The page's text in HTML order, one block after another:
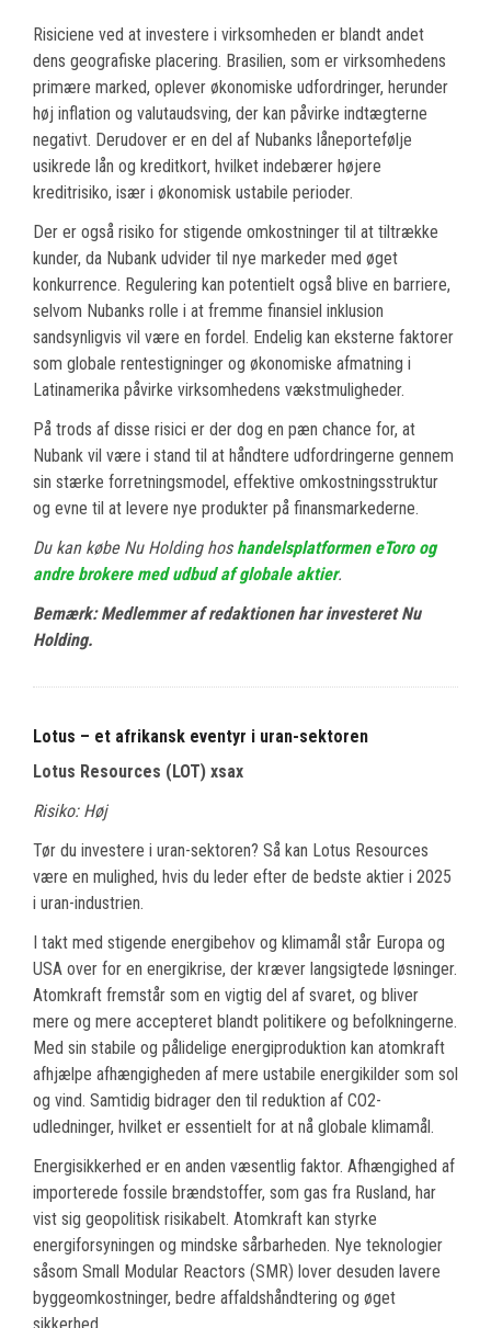
Risiciene ved at investere i virksomheden er blandt andet
dens geografiske placering. Brasilien, som er virksomhedens
primære marked, oplever økonomiske udfordringer, herunder
høj inflation og valutaudsving, der kan påvirke indtægterne
negativt. Derudover er en del af Nubanks låneportefølje
usikrede lån og kreditkort, hvilket indebærer højere
kreditrisiko, især i økonomisk ustabile perioder.
Der er også risiko for stigende omkostninger til at tiltrække
kunder, da Nubank udvider til nye markeder med øget
konkurrence. Regulering kan potentielt også blive en barriere,
selvom Nubanks rolle i at fremme finansiel inklusion
sandsynligvis vil være en fordel. Endelig kan eksterne faktorer
som globale rentestigninger og økonomiske afmatning i
Latinamerika påvirke virksomhedens vækstmuligheder.
På trods af disse risici er der dog en pæn chance for, at
Nubank vil være i stand til at håndtere udfordringerne gennem
sin stærke forretningsmodel, effektive omkostningsstruktur
og evne til at levere nye produkter på finansmarkederne.
Du kan købe Nu Holding hoshandelsplatformen eToro og
andre brokere med udbud af globale aktier.
Bemærk: Medlemmer af redaktionen har investeret Nu
Holding.
Lotus – et afrikansk eventyr i uran-sektoren
Lotus Resources (LOT) xsax
Risiko: Høj
Tør du investere i uran-sektoren? Så kan Lotus Resources
være en mulighed, hvis du leder efter de bedste aktier i 2025
i uran-industrien.
I takt med stigende energibehov og klimamål står Europa og
USA over for en energikrise, der kræver langsigtede løsninger.
Atomkraft fremstår som en vigtig del af svaret, og bliver
mere og mere accepteret blandt politikere og befolkningerne.
Med sin stabile og pålidelige energiproduktion kan atomkraft
afhjælpe afhængigheden af mere ustabile energikilder som sol
og vind. Samtidig bidrager den til reduktion af CO2-
udledninger, hvilket er essentielt for at nå globale klimamål.
Energisikkerhed er en anden væsentlig faktor. Afhængighed af
importerede fossile brændstoffer, som gas fra Rusland, har
vist sig geopolitisk risikabelt. Atomkraft kan styrke
energiforsyningen og mindske sårbarheden. Nye teknologier
såsom Small Modular Reactors (SMR) lover desuden lavere
byggeomkostninger, bedre affaldshåndtering og øget